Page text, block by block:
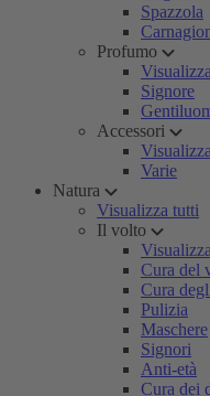
Spazzola
Profumo
Signore
Accessori
Varie
Natura
Visualizza tutti
Il volto
Cura del
Cura
Pulizia
Maschere
Signori
Anti-età
Cura dei